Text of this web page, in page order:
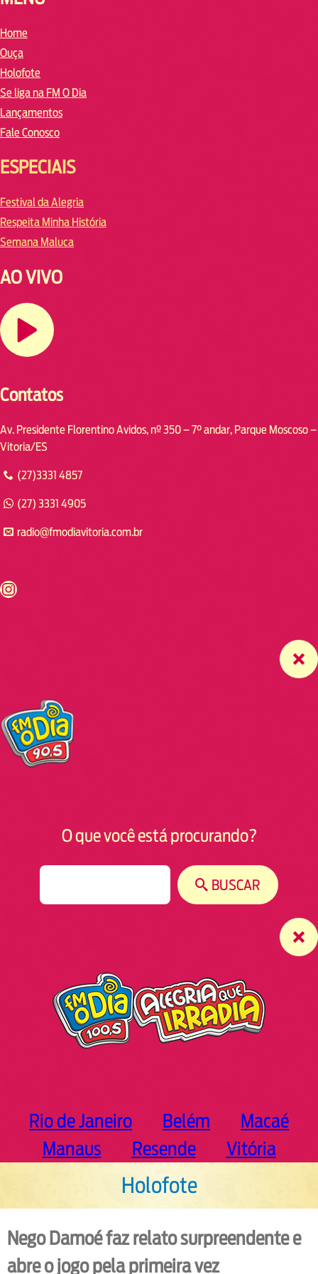
Home
Ouça
Holofote
Se liga na FM O Dia
Lançamentos
Fale Conosco
ESPECIAIS
Festival da Alegria
Respeita Minha História
Semana Maluca
AO VIVO
Contatos
Av. Presidente Florentino Avidos, nº 350 – 7° andar, Parque Moscoso –
Vitoria/ES
(27)3331 4857
(27) 3331 4905
radio@fmodiavitoria.com.br
https://www.instagram.com/fmodia.cabofrio/
O que você está procurando?
BUSCAR
Rio de Janeiro Belém
Macaé
Manaus
Resende Vitória
Holofote
Nego Damoé faz relato surpreendente e
abre o jogo pela primeira vez